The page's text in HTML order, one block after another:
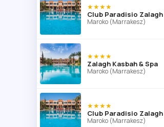
★★★★
Maroko (Marrakesz)
★★★★
Zalagh Kasbah & Spa
Maroko (Marrakesz)
★★★★
Maroko (Marrakesz)